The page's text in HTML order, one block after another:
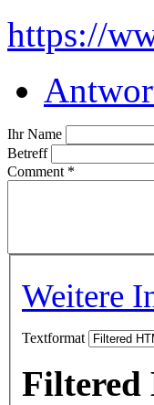
https://
Ihr Name
Betreff
Comment *
Weitere
Textformat